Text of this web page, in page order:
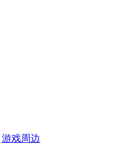
游戏周边